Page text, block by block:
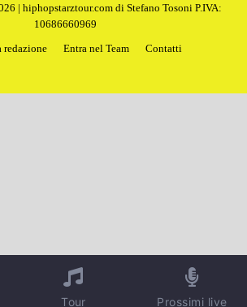
| hiphopstarztour.com di Stefano Tosoni P.IVA:
10686660969
redazione Entra nel Team Contatti
Tour Prossimi live